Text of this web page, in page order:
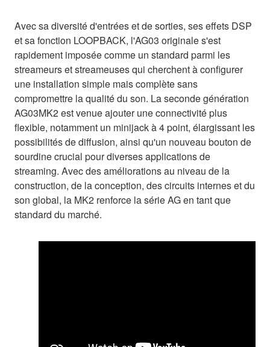
Avec sa diversité d'entrées et de sorties, ses effets DSP
et sa fonction LOOPBACK, l'AG03 originale s'est
rapidement imposée comme un standard parmi les
streameurs et streameuses qui cherchent à configurer
une installation simple mais complète sans
compromettre la qualité du son. La seconde génération
AG03MK2 est venue ajouter une connectivité plus
flexible, notamment un minijack à 4 point, élargissant les
possibilités de diffusion, ainsi qu'un nouveau bouton de
sourdine crucial pour diverses applications de
streaming. Avec des améliorations au niveau de la
construction, de la conception, des circuits internes et du
son global, la MK2 renforce la série AG en tant que
standard du marché.